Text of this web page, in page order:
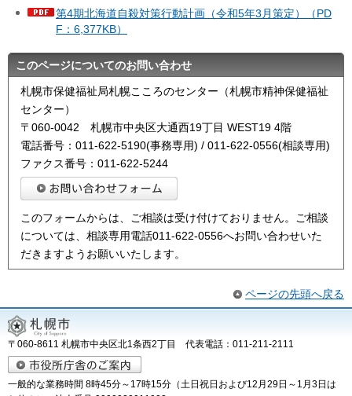
第4期北海道自殺対策行動計画（令和5年3月策定）（PD
F：6,377KB）
このページについてのお問い合わせ
札幌市保健福祉局札幌こころのセンター（札幌市精神保健福祉
センター）
〒060-0042 札幌市中央区大通西19丁目 WEST19 4階
電話番号：011-622-5190(事務専用) / 011-622-0556(相談専用)
ファクス番号：011-622-5244
このフォームからは、ご相談は受け付けておりません。ご相談
については、相談専用電話011-622-0556へお問い合わせいた
だきますようお願いいたします。
ページの先頭へ戻る
〒060-8611 札幌市中央区北1条西2丁目 代表電話：011-211-2111
一般的な業務時間 8時45分～17時15分（土日祝日および12月29日～1月3日は